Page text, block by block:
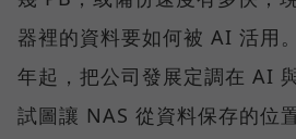
器裡的資料要如何被 AI 活用
年起，把公司發展定調在 AI
試圖讓 NAS 從資料保存的位